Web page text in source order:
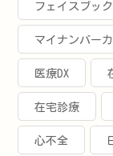
フェイスブック
マイナンバー
医療DX
在宅診療
心不全